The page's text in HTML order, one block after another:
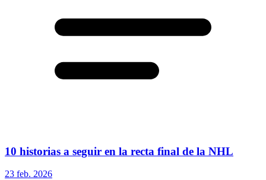
10 historias a seguir en la recta final de la NHL
23 feb. 2026